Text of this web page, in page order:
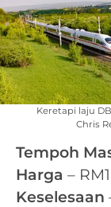
Keretapi laju
Chris
Tempoh
Harga –
Keselesaan